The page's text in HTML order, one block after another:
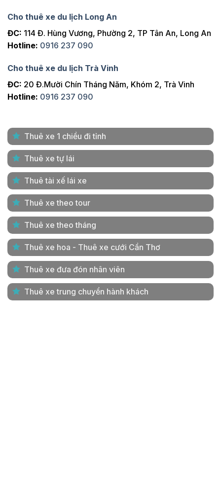
Cho thuê xe du lịch Long An
ĐC: 114 Đ. Hùng Vương, Phường 2, TP Tân An, Long An
Hotline: 0916 237 090
Cho thuê xe du lịch Trà Vinh
ĐC: 20 Đ.Mười Chín Tháng Năm, Khóm 2, Trà Vinh
Hotline: 0916 237 090
Thuê xe 1 chiều đi tỉnh
Thuê xe tự lái
Thuê tài xế lái xe
Thuê xe theo tour
Thuê xe theo tháng
Thuê xe hoa - Thuê xe cưới Cần Thơ
Thuê xe đưa đón nhân viên
Thuê xe trung chuyển hành khách